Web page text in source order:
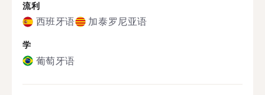
流利
西班牙语 加泰罗尼亚语
学
葡萄牙语